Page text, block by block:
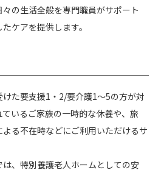
の生活全般を専門職員がサポート
ケアを提供します。
た要支援1 ・ 2/要介護1～5の方が対
いるご家族の一時的な休養や、旅
る不在時などにご利用いただけるサ
、特別養護老人ホームとしての安